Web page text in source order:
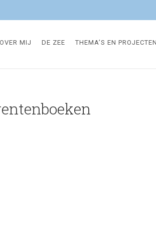
OVER MIJ DE ZEE THEMA’S EN PROJECTEN